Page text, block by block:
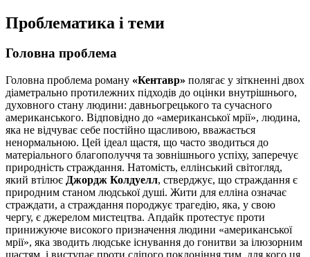
Проблематика і теми
Головна проблема
Головна проблема роману «Кентавр» полягає у зіткненні двох
діаметрально протилежних підходів до оцінки внутрішнього,
духовного стану людини: давньогрецького та сучасного
американського. Відповідно до «американської мрії», людина,
яка не відчуває себе постійно щасливою, вважається
ненормальною. Цей ідеал щастя, що часто зводиться до
матеріального благополуччя та зовнішнього успіху, заперечує
природність страждання. Натомість, еллінський світогляд,
який втілює Джордж Колдуелл, стверджує, що страждання є
природним станом людської душі. Жити для елліна означає
страждати, а страждання породжує трагедію, яка, у свою
чергу, є джерелом мистецтва. Апдайк протестує проти
принижуюче високого призначення людини «американської
мрії», яка зводить людське існування до гонитви за ілюзорним